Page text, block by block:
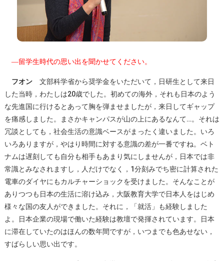
―留学生時代の思い出を聞かせてください。
フオン文部科学省から奨学金をいただいて，日研生として来日
した当時，わたしは20歳でした。初めての海外，それも日本のよう
な先進国に行けるとあって胸を弾ませましたが，来日してギャップ
を痛感しました。まさかキャンパスが山の上にあるなんて…。それは
冗談としても，社会生活の意識ベースがまったく違いました。いろ
いろありますが，やはり時間に対する意識の差が一番ですね。ベト
ナムは遅刻しても自分も相手もあまり気にしませんが，日本では非
常識とみなされますし，人だけでなく，1分刻みでち密に計算された
電車のダイヤにもカルチャーショックを受けました。そんなことが
ありつつも日本の生活に溶け込み，大阪教育大学で日本人をはじめ
様々な国の友人ができました。それに，「就活」も経験しました
よ。日本企業の現場で働いた経験は教壇で発揮されています。日本
に滞在していたのはほんの数年間ですが，いつまでも色あせない，
すばらしい思い出です。